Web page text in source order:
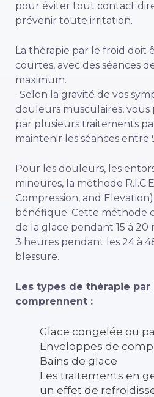
pour éviter tout contact
prévenir toute irritation.
La thérapie par le froid doit
courtes, avec des séances
maximum.
. Selon la gravité de vos
douleurs musculaires,
par plusieurs traitements
maintenir les séances entre
Pour les douleurs, les
mineures, la méthode
Compression, and
bénéfique. Cette méthode
de la glace pendant 15 à 20
3 heures pendant les 24 à
blessure.
Les types de thérapie
comprennent :
Glace congelée ou
Enveloppes de
Bains de glace
Les traitements en
un effet de